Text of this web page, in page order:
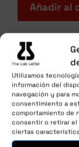
Utilizamos
información del
navegación y para
consentimiento a
comportamiento de
consentir o retirar
ciertas
¡Oferta!
Añadir al